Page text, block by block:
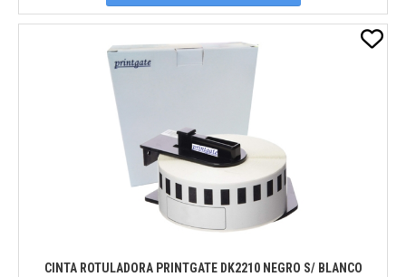
CINTA ROTULADORA PRINTGATE DK2210 NEGRO S/ BLANCO